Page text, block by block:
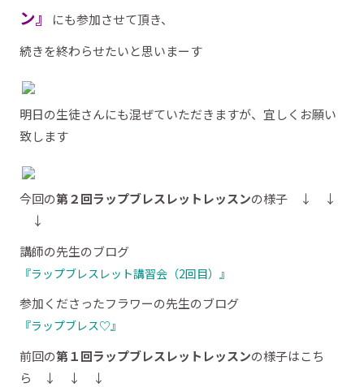
ン』
にも参加させて頂き、
続きを終わらせたいと思いまーす
明日の生徒さんにも混ぜていただきますが、宜しくお願い
致します
今回の第２回ラップブレスレットレッスンの様子 ↓ ↓
↓
講師の先生のブログ
『ラップブレスレット講習会（2回目）』
参加くださったフラワーの先生のブログ
『ラップブレス♡』
前回の第１回ラップブレスレットレッスンの様子はこち
ら ↓ ↓ ↓